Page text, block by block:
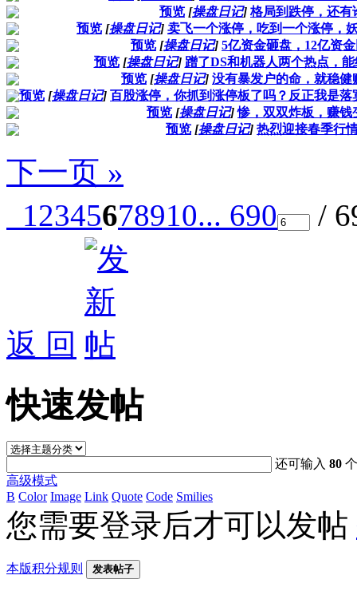
预览 [操盘日记] 格局到跌停，还有
预览 [操盘日记] 卖飞一个涨停，吃到一个涨停，
预览 [操盘日记] 5亿资金砸盘，12亿资
预览 [操盘日记] 蹭了DS和机器人两个热点，
预览 [操盘日记] 没有暴发户的命，就稳健
预览 [操盘日记] 百股涨停，你抓到涨停板了吗？反正我是
预览 [操盘日记] 惨，双双炸板，赚钱
预览 [操盘日记] 热烈迎接春季行
下一页 »
12345678910... 690 /
返 回
快速发帖
还可输入80
高级模式
B Color Image Link Quote Code Smilies
您需要登录后才可以发帖
本版积分规则 发表帖子